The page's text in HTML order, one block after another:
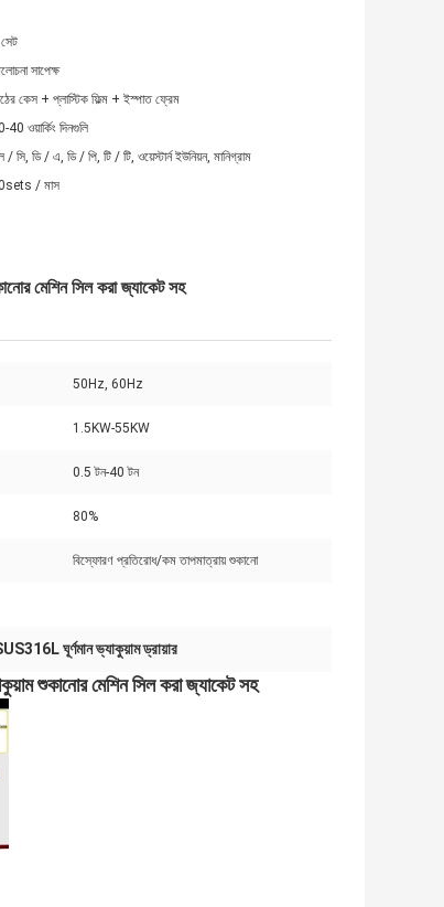
সাপেক্ষ
কেস + প্লাস্টিক ফিল্ম + ইস্পাত ফ্রেম
40 ওয়ার্কিং দিনগুলি
/ সি, ডি / এ, ডি / পি, টি / টি, ওয়েস্টার্ন ইউনিয়ন, মানিগ্রাম
/ মাস
মেশিন সিল করা জ্যাকেট সহ
50Hz, 60Hz
1.5KW-55KW
0.5 টন-40 টন
80%
বিস্ফোরণ প্রতিরোধ/কম তাপমাত্রায় শুকানো
ঘূর্ণমান ভ্যাকুয়াম ড্রায়ার
শুকানোর মেশিন সিল করা জ্যাকেট সহ